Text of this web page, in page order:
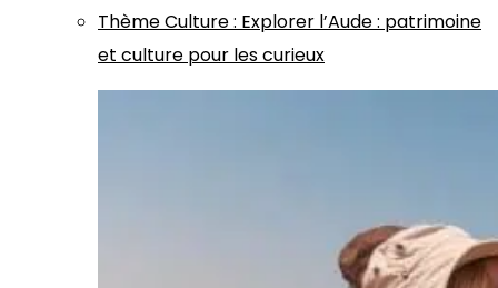
ThèmeCulture: Explorer l’Aude : patrimoine
et culture pour les curieux